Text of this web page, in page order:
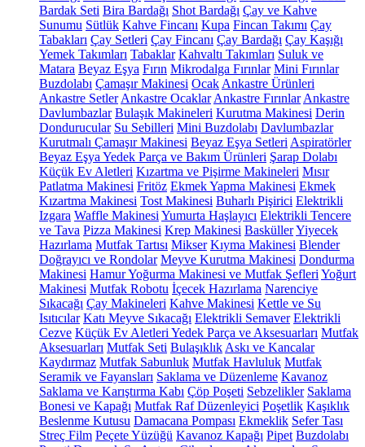
Bardak Seti Bira Bardağı Shot Bardağı Çay ve Kahve
Sunumu Sütlük Kahve Fincanı Kupa Fincan Takımı Çay
Tabakları Çay Setleri Çay Fincanı Çay Bardağı Çay Kaşığı
Yemek Takımları Tabaklar Kahvaltı Takımları Suluk ve
Matara Beyaz Eşya Fırın Mikrodalga Fırınlar Mini Fırınlar
Buzdolabı Çamaşır Makinesi Ocak Ankastre Ürünleri
Ankastre Setler Ankastre Ocaklar Ankastre Fırınlar Ankastre
Davlumbazlar Bulaşık Makineleri Kurutma Makinesi Derin
Dondurucular Su Sebilleri Mini Buzdolabı Davlumbazlar
Kurutmalı Çamaşır Makinesi Beyaz Eşya Setleri Aspiratörler
Beyaz Eşya Yedek Parça ve Bakım Ürünleri Şarap Dolabı
Küçük Ev Aletleri Kızartma ve Pişirme Makineleri Mısır
Patlatma Makinesi Fritöz Ekmek Yapma Makinesi Ekmek
Kızartma Makinesi Tost Makinesi Buharlı Pişirici Elektrikli
Izgara Waffle Makinesi Yumurta Haşlayıcı Elektrikli Tencere
ve Tava Pizza Makinesi Krep Makinesi BasküllerYiyecek
Hazırlama Mutfak Tartısı Mikser Kıyma Makinesi Blender
Doğrayıcı ve Rondolar Meyve Kurutma Makinesi Dondurma
Makinesi Hamur Yoğurma Makinesi ve Mutfak Şefleri Yoğurt
Makinesi Mutfak Robotu İçecek Hazırlama Narenciye
Sıkacağı Çay Makineleri Kahve Makinesi Kettle ve Su
Isıtıcılar Katı Meyve Sıkacağı Elektrikli Semaver Elektrikli
Cezve Küçük Ev Aletleri Yedek Parça ve Aksesuarları Mutfak
Aksesuarları Mutfak Seti Bulaşıklık Askı ve Kancalar
Kaydırmaz Mutfak Sabunluk Mutfak Havluluk Mutfak
Seramik ve Fayansları Saklama ve Düzenleme Kavanoz
Saklama ve Karıştırma Kabı Çöp Poşeti Sebzelikler Saklama
Bonesi ve Kapağı Mutfak Raf Düzenleyici Poşetlik Kaşıklık
Beslenme Kutusu Damacana Pompası Ekmeklik Sefer Tası
Streç Film Peçete Yüzüğü Kavanoz Kapağı Pipet Buzdolabı